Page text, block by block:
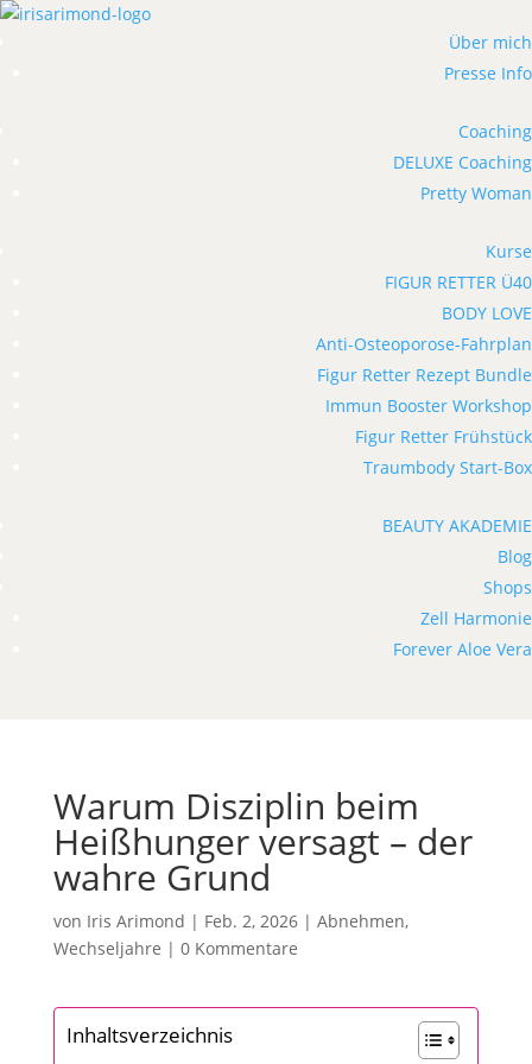
Über mich
Presse Info
Coaching
DELUXE Coaching
Pretty Woman
Kurse
FIGUR RETTER Ü40
BODY LOVE
Anti-Osteoporose-Fahrplan
Figur Retter Rezept Bundle
Immun Booster Workshop
Figur Retter Frühstück
Traumbody Start-Box
BEAUTY AKADEMIE
Blog
Shops
Zell Harmonie
Forever Aloe Vera
Warum Disziplin beim
Heißhunger versagt – der
wahre Grund
von Iris Arimond | Feb. 2, 2026| Abnehmen,
Wechseljahre | 0 Kommentare
Inhaltsverzeichnis